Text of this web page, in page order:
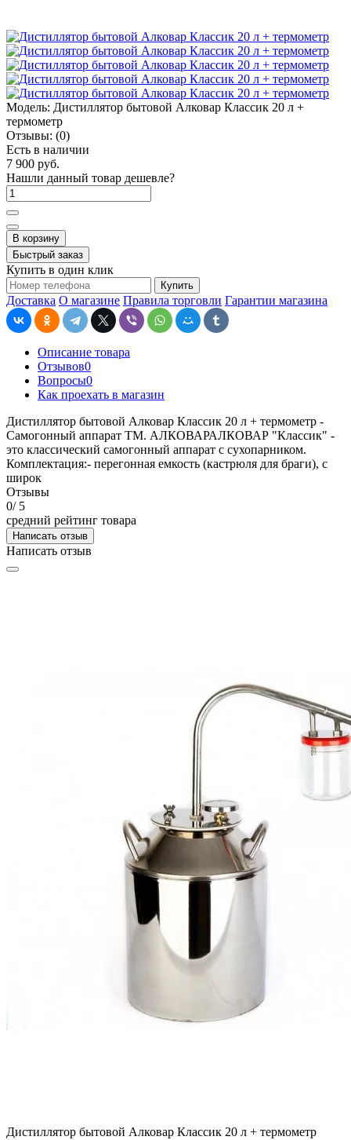
Модель: Дистиллятор бытовой Алковар Классик 20 л +
термометр
Отзывы: (0)
Есть в наличии
7 900 руб.
Нашли данный товар дешевле?
В корзину
Быстрый заказ
Купить в один клик
Купить
Доставка О магазине Правила торговли Гарантии магазина
Описание товара
Отзывов0
Вопросы0
Как проехать в магазин
Дистиллятор бытовой Алковар Классик 20 л + термометр -
Самогонный аппарат ТМ. АЛКОВАРАЛКОВАР "Классик" -
это классический самогонный аппарат с сухопарником.
Комплектация:- перегонная емкость (кастрюля для браги), с
широк
Отзывы
0/ 5
средний рейтинг товара
Написать отзыв
Написать отзыв
Дистиллятор бытовой Алковар Классик 20 л + термометр